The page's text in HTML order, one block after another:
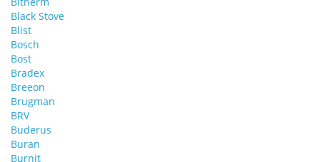
Black Stove
Blist
Bosch
Bost
Bradex
Breeon
Brugman
BRV
Buderus
Buran
Burnit